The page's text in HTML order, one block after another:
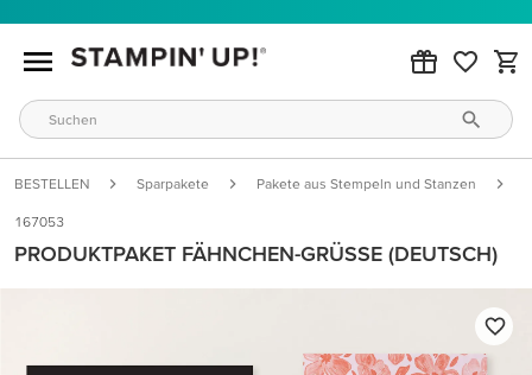
BESTELLEN Sparpakete Pakete aus Stempeln und Stanzen
167053
PRODUKTPAKET FÄHNCHEN-GRÜSSE (DEUTSCH)